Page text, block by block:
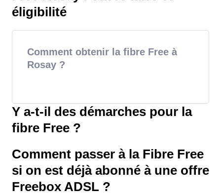
éligibilité
Comment obtenir la fibre Free à
Rosay ?
Y a-t-il des démarches pour la
fibre Free ?
Comment passer à la Fibre Free
si on est déjà abonné à une offre
Freebox ADSL ?